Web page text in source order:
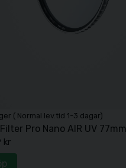
( Normal lev.tid 1-3 dagar)
Pro Nano AIR UV 77mm
kr